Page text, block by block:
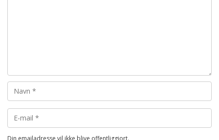
Din emailadresse vil ikke blive offentliggjort.